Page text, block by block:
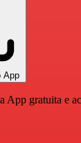
App
App gratuita e